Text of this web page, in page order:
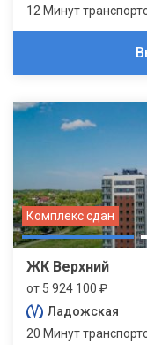
12 Минут
Комплекс сдан
ЖК Верхний
от 5 924 100 ₽
Ладожская
20 Минут